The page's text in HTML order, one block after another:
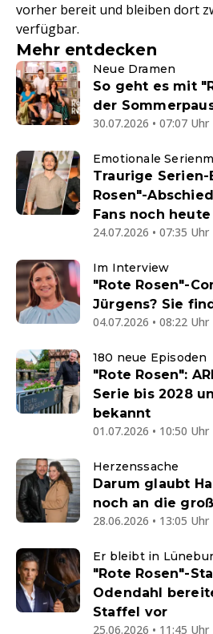
vorher bereit und bleiben dort
verfügbar.
Mehr entdecken
Neue Dramen
So geht es mit
der
30.07.2026 • 07:07 Uhr
Emotionale
Traurige Serien-
Rosen"-
Fans noch heute
24.07.2026 • 07:35 Uhr
Im Interview
"Rote Rosen"-
Jürgens? Sie
04.07.2026 • 08:22 Uhr
180 neue Episoden
"Rote Rosen":
Serie bis 2028
bekannt
01.07.2026 • 10:50 Uhr
Herzenssache
Darum glaubt
noch an die
28.06.2026 • 13:05 Uhr
Er bleibt in
"Rote Rosen"-
Odendahl
Staffel vor
25.06.2026 • 11:45 Uhr